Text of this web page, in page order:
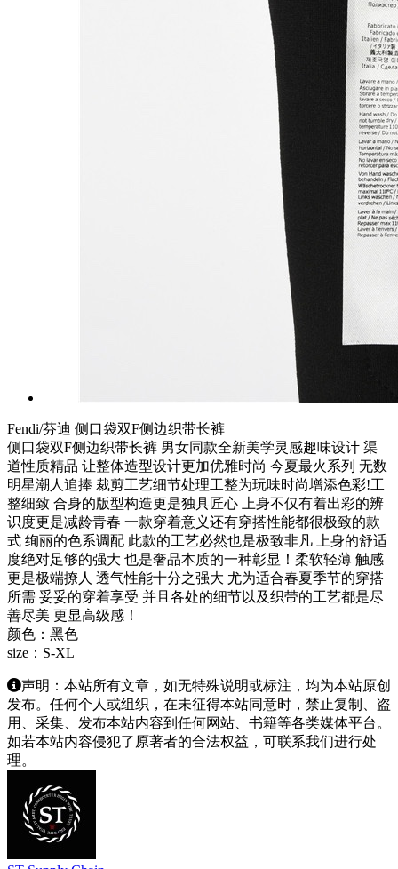
Fendi/芬迪 侧口袋双F侧边织带长裤
侧口袋双F侧边织带长裤 男女同款全新美学灵感趣味设计 渠
道性质精品 让整体造型设计更加优雅时尚 今夏最火系列 无数
明星潮人追捧 裁剪工艺细节处理工整为玩味时尚增添色彩!工
整细致 合身的版型构造更是独具匠心 上身不仅有着出彩的辨
识度更是减龄青春 一款穿着意义还有穿搭性能都很极致的款
式 绚丽的色系调配 此款的工艺必然也是极致非凡 上身的舒适
度绝对足够的强大 也是奢品本质的一种彰显！柔软轻薄 触感
更是极端撩人 透气性能十分之强大 尤为适合春夏季节的穿搭
所需 妥妥的穿着享受 并且各处的细节以及织带的工艺都是尽
善尽美 更显高级感！
颜色：黑色
size：S-XL
声明：本站所有文章，如无特殊说明或标注，均为本站原创
发布。任何个人或组织，在未征得本站同意时，禁止复制、盗
用、采集、发布本站内容到任何网站、书籍等各类媒体平台。
如若本站内容侵犯了原著者的合法权益，可联系我们进行处
理。